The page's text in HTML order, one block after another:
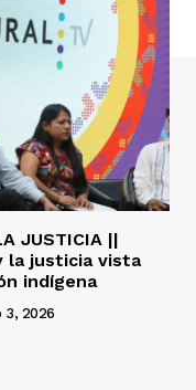
JUSTICIA ||
la justicia vista
indígena
3, 2026